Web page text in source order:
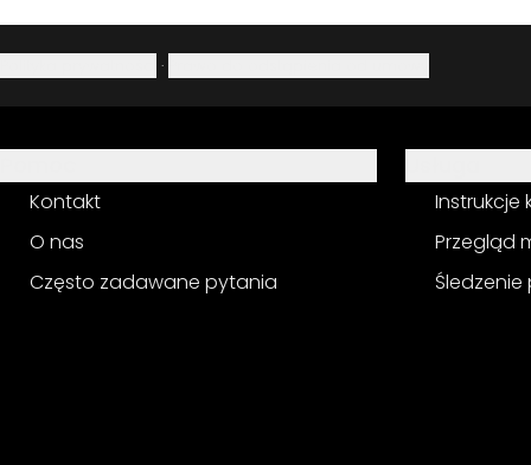
·
Kontakt
O nas
Często zadawane pytania
Instrukcje
Przegląd
Śledzenie